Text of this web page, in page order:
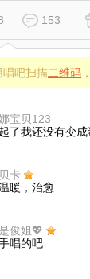
153
唱吧扫描二维码
宝贝123
了我还没有变
卡
暖，治愈
俊姐💖
唱的吧